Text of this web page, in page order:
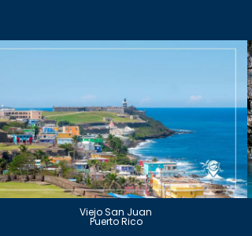
Viejo San Juan
Puerto Rico